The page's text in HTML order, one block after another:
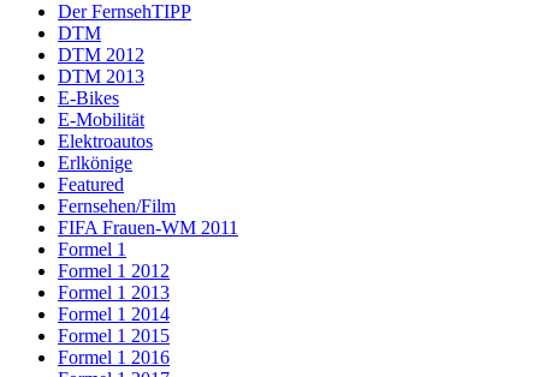
Der FernsehTIPP
DTM
DTM 2012
DTM 2013
E-Bikes
E-Mobilität
Elektroautos
Erlkönige
Featured
Fernsehen/Film
FIFA Frauen-WM 2011
Formel 1
Formel 1 2012
Formel 1 2013
Formel 1 2014
Formel 1 2015
Formel 1 2016